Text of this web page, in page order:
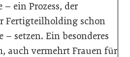
ein Prozess, der
Fertigteilholding schon
setzen. Ein besonderes
auch vermehrt Frauen für